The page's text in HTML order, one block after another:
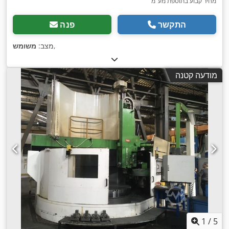
פנה התקשר
מצב: משומש ,
מודעה קטנה
1 / 5